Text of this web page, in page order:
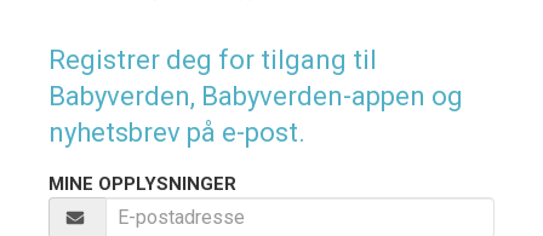
Registrer deg for tilgang til
Babyverden, Babyverden-appen og
nyhetsbrev på e-post.
MINE OPPLYSNINGER